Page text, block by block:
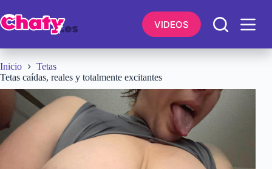
al
contenido
VIDEOS
Inicio
Tetas
Tetas caídas, reales y totalmente excitantes